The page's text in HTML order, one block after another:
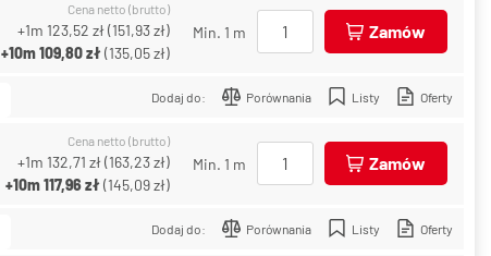
Cena netto (brutto)
+1m 123,52 zł(151,93 zł)
+10m109,80 zł(135,05 zł)
Min. 1 m Zamów
Dodaj do: Porównania Listy Oferty
Cena netto (brutto)
+1m 132,71 zł(163,23 zł)
+10m117,96 zł(145,09 zł)
Min. 1 m Zamów
Dodaj do: Porównania Listy Oferty